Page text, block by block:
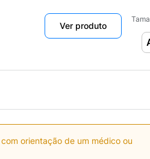
Ver produto
orientação de um médico ou